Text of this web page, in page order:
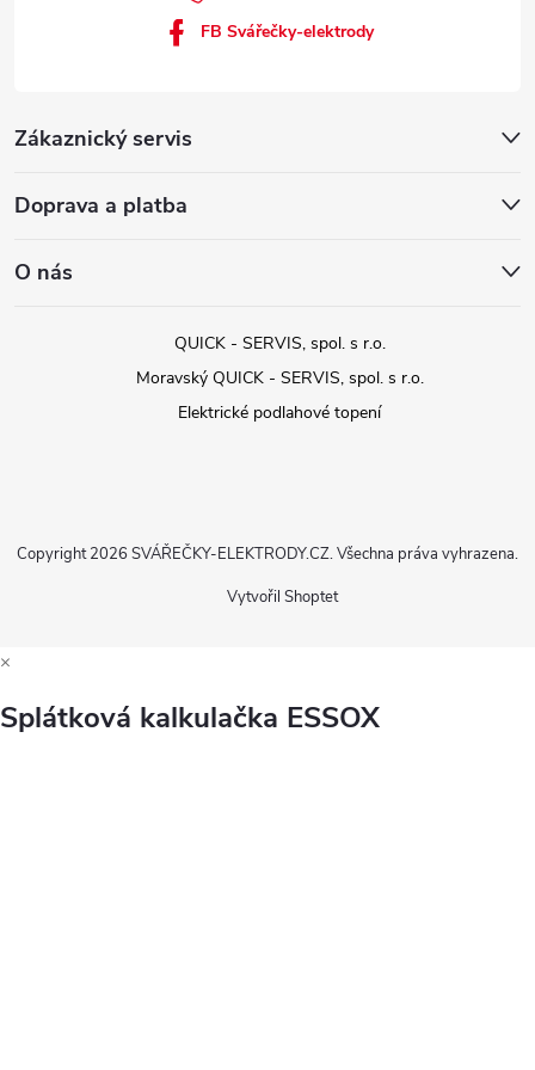
Zákaznický servis
Doprava a platba
O nás
FB Svářečky-elektrody
QUICK - SERVIS, spol. s r.o.
Moravský QUICK - SERVIS, spol. s r.o.
Elektrické podlahové topení
Vytvořil Shoptet
Copyright 2026 SVÁŘEČKY-ELEKTRODY.CZ. Všechna práva vyhrazena.
×
Splátková kalkulačka ESSOX